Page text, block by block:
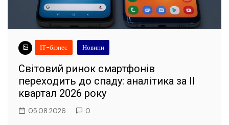
ІТ-бізнес Новини
Світовий ринок смартфонів
переходить до спаду: аналітика за II
квартал 2026 року
05.08.2026 0